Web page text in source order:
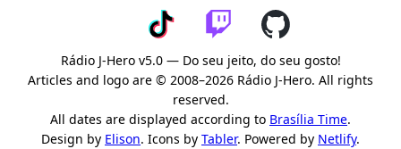
Rádio J-Hero v5.0 — Do seu jeito, do seu gosto!
Articles and logo are © 2008–2026 Rádio J-Hero. All rights
reserved.
All dates are displayed according to Brasília Time.
Design by Elison. Icons by Tabler. Powered by Netlify.